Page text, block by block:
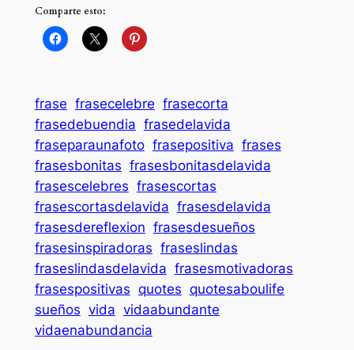
Comparte esto:
frase frasecelebre frasecorta
frasedebuendia frasedelavida
fraseparaunafoto frasepositiva frases
frasesbonitas frasesbonitasdelavida
frasescelebres frasescortas
frasescortasdelavida frasesdelavida
frasesdereflexion frasesdesueños
frasesinspiradoras fraseslindas
fraseslindasdelavida frasesmotivadoras
frasespositivas quotes quotesaboulife
sueños vida vidaabundante
vidaenabundancia